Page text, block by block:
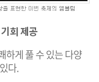
회 제공
하게 풀 수 있는 다양
다.